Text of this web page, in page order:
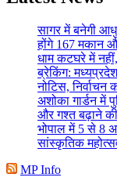
सागर में बनेगी
होंगे 167 मकान
धाम कटघरे में
ब्रेकिंग:
नोटिस, निर्वाचन
अशोका गार्डन में
और गश्त बढ़ाने की
भोपाल में 5 से 8
सांस्कृतिक
MP Info